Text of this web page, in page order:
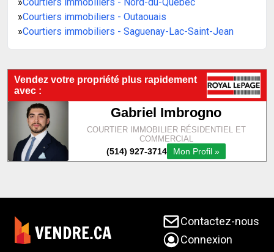
»Courtiers immobiliers - Outaouais
»Courtiers immobiliers - Saguenay-Lac-Saint-Jean
Contactez-nous
Connexion